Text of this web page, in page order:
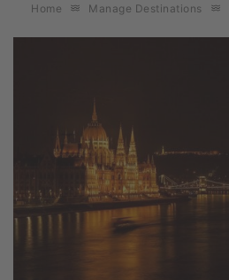
Home Manage Destinations